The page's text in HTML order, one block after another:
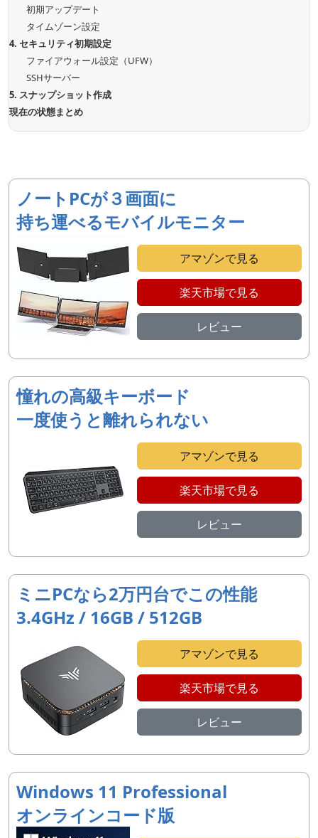
初期アップデート
タイムゾーン設定
4. セキュリティ初期設定
ファイアウォール設定（UFW）
SSHサーバー
5. スナップショット作成
現在の状態まとめ
ノートPCが３画面に
持ち運べるモバイルモニター
アマゾンで見る
楽天市場で見る
レビュー
憧れの高級キーボード
一度使うと離れられない
アマゾンで見る
楽天市場で見る
レビュー
ミニPCなら2万円台でこの性能
3.4GHz / 16GB / 512GB
アマゾンで見る
楽天市場で見る
レビュー
Windows 11 Professional
オンラインコード版